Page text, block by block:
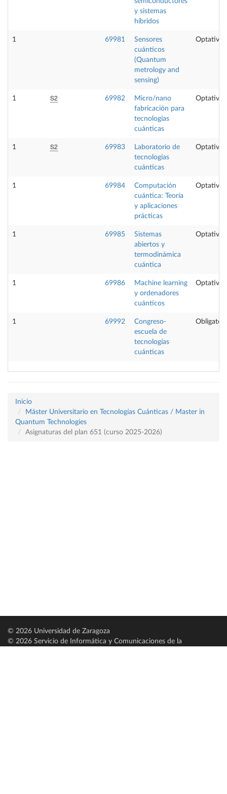
y sistemas
híbridos
1 69981
Sensores
cuánticos
(Quantum
metrology and
sensing)
Optativa
1 S2 69982
Micro/nano
fabricación para
tecnologías
cuánticas
Optativa
1 S2 69983
Laboratorio de
tecnologías
cuánticas
Optativa
1 69984
Computación
cuántica: Teoría
y aplicaciones
prácticas
Optativa
1 69985
Sistemas
abiertos y
termodinámica
cuántica
Optativa
1 69986
Machine learning
y ordenadores
cuánticos
Optativa
1 69992
Congreso-
escuela de
tecnologías
cuánticas
Inicio
Máster Universitario en Tecnologías Cuánticas / Master in
Quantum Technologies
Asignaturas del plan 651 (curso 2025-2026)
© 2026 Universidad de Zaragoza
© 2026 Servicio de Informática y Comunicaciones de la